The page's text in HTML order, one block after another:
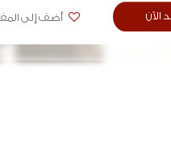
الآن أضف إلى